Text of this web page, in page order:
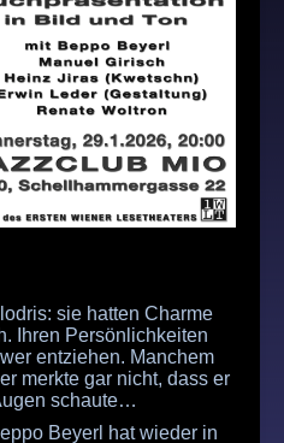
sie hatten Charme
Ihren Persönlichkeiten
entziehen. Manchem
merkte gar nicht, dass er
schaute…
Beyerl hat wieder in